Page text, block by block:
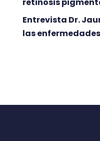
retinosis
Entrevista Dr.
las